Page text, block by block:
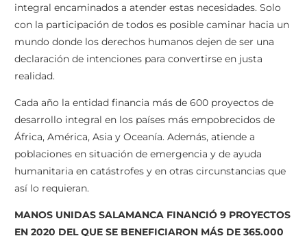
integral encaminados a atender estas necesidades. Solo
con la participación de todos es posible caminar hacia un
mundo donde los derechos humanos dejen de ser una
declaración de intenciones para convertirse en justa
realidad.
Cada año la entidad financia más de 600 proyectos de
desarrollo integral en los países más empobrecidos de
África, América, Asia y Oceanía. Además, atiende a
poblaciones en situación de emergencia y de ayuda
humanitaria en catástrofes y en otras circunstancias que
así lo requieran.
MANOS UNIDAS SALAMANCA FINANCIÓ 9 PROYECTOS
EN 2020 DEL QUE SE BENEFICIARON MÁS DE 365.000